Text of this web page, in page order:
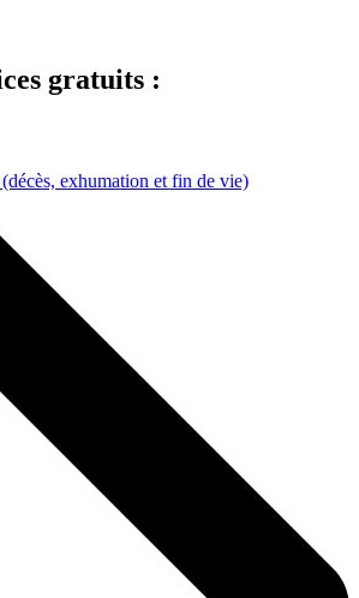
gratuits :
(décès, exhumation et fin de vie)